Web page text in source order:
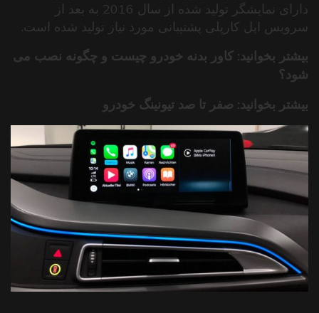
دارای نمایشگر تولید شده از سال 2016 به بعد از
سرویس اپل کارپلی پشتیبانی مورد نیاز تولید شده است.
بیشتر بخوانید: کاور بدنه خودرو چیست و چگونه نصب می
شود؟
بیشتر بخوانید: صفر تا صد تیونینگ خودرو